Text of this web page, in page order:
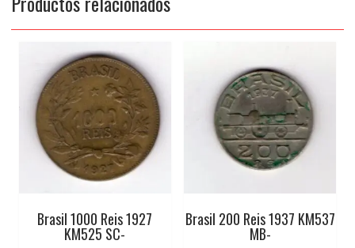
Brasil 1000 Reis 1927
KM525 SC-
Brasil 200 Reis 1937 KM537
MB-